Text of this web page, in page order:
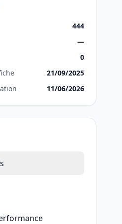
444
—
0
21/09/2025
11/06/2026